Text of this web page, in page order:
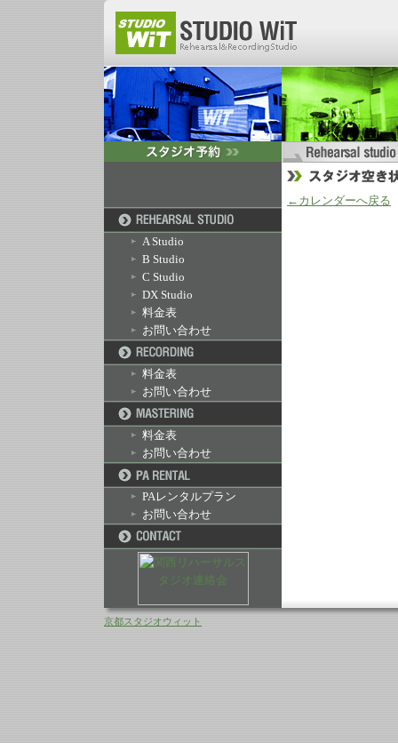
A Studio
B Studio
C Studio
DX Studio
料金表
お問い合わせ
料金表
お問い合わせ
料金表
お問い合わせ
PAレンタルプラン
お問い合わせ
←カレンダーへ戻る
京都スタジオウィット